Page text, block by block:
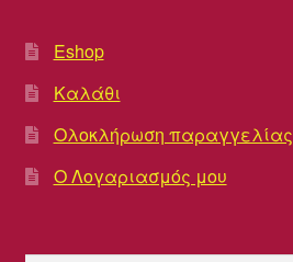
Eshop
Καλάθι
Ολοκλήρωση παραγγελίας
Ο Λογαριασμός μου